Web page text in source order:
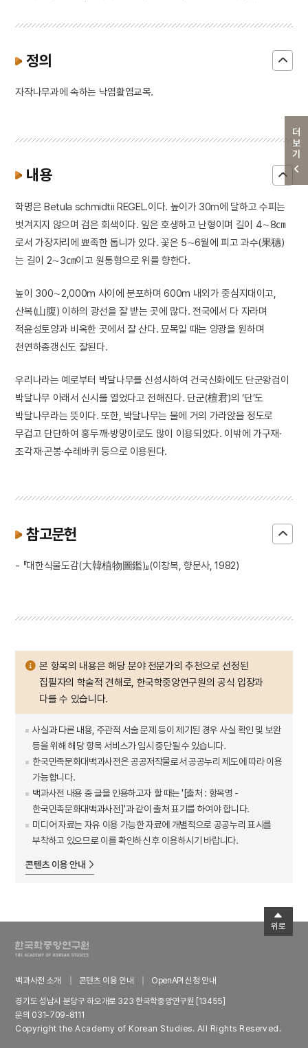
더보기
정의
자작나무과에 속하는 낙엽활엽교목.
내용
학명은 Betula schmidtii REGEL.이다. 높이가 30m에 달하고 수피는
벗겨지지 않으며 검은 회색이다. 잎은 호생하고 난형이며 길이 4∼8㎝
로서 가장자리에 뾰족한 톱니가 있다. 꽃은 5∼6월에 피고 과수(果穗)
는 길이 2∼3㎝이고 원통형으로 위를 향한다.
높이 300∼2,000m 사이에 분포하며 600m 내외가 중심지대이고,
산복(山腹) 이하의 광선을 잘 받는 곳에 많다. 전국에서 다 자라며
적윤성토양과 비옥한 곳에서 잘 산다. 묘목일 때는 양광을 원하며
천연하종갱신도 잘된다.
우리나라는 예로부터 박달나무를 신성시하여 건국신화에도 단군왕검이
박달나무 아래서 신시를 열었다고 전해진다. 단군(檀君)의 ‘단’도
박달나무라는 뜻이다. 또한, 박달나무는 물에 거의 가라앉을 정도로
무겁고 단단하여 홍두깨·방망이로도 많이 이용되었다. 이밖에 가구재·
조각재·곤봉·수레바퀴 등으로 이용된다.
참고문헌
- 『대한식물도감(大韓植物圖鑑)』(이창복, 향문사, 1982)
본 항목의 내용은 해당 분야 전문가의 추천으로 선정된
집필자의 학술적 견해로, 한국학중앙연구원의 공식 입장과
다를 수 있습니다.
사실과 다른 내용, 주관적 서술 문제 등이 제기된 경우 사실 확인 및 보완
등을 위해 해당 항목 서비스가 임시 중단될 수 있습니다.
한국민족문화대백과사전은 공공저작물로서 공공누리 제도에 따라 이용
가능합니다.
백과사전 내용 중 글을 인용하고자 할 때는 '[출처 : 항목명 -
한국민족문화대백과사전]'과 같이 출처 표기를 하여야 합니다.
미디어 자료는 자유 이용 가능한 자료에 개별적으로 공공누리 표시를
부착하고 있으므로 이를 확인하신 후 이용하시기 바랍니다.
콘텐츠 이용 안내
백과사전 소개 콘텐츠 이용 안내
OpenAPI 신청 안내
경기도 성남시 분당구 하오개로 323 한국학중앙연구원 [13455]
문의 031-709-8111
Copyright the Academy of Korean Studies. All Rights Reserved.
위로